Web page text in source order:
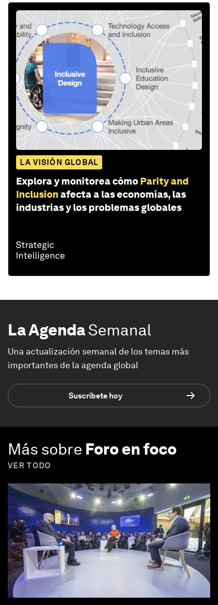
LA VISIÓN GLOBAL
Explora y monitorea cómo Parity and
Inclusion afecta a las economías, las
industrias y los problemas globales
La AgendaSemanal
Una actualización semanal de los temas más
importantes de la agenda global
Suscríbete hoy
Más sobre Foro en foco
VER TODO